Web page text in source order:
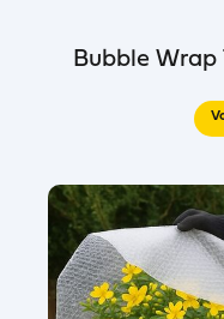
Bubble Wrap